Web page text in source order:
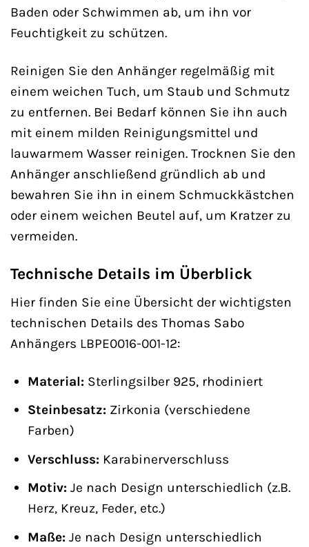
Baden oder Schwimmen ab, um ihn vor
Feuchtigkeit zu schützen.
Reinigen Sie den Anhänger regelmäßig mit
einem weichen Tuch, um Staub und Schmutz
zu entfernen. Bei Bedarf können Sie ihn auch
mit einem milden Reinigungsmittel und
lauwarmem Wasser reinigen. Trocknen Sie den
Anhänger anschließend gründlich ab und
bewahren Sie ihn in einem Schmuckkästchen
oder einem weichen Beutel auf, um Kratzer zu
vermeiden.
Technische Details im Überblick
Hier finden Sie eine Übersicht der wichtigsten
technischen Details des Thomas Sabo
Anhängers LBPE0016-001-12:
Material:Sterlingsilber 925, rhodiniert
Steinbesatz:Zirkonia (verschiedene
Farben)
Verschluss:Karabinerverschluss
Motiv:Je nach Design unterschiedlich (z.B.
Herz, Kreuz, Feder, etc.)
Maße:Je nach Design unterschiedlich